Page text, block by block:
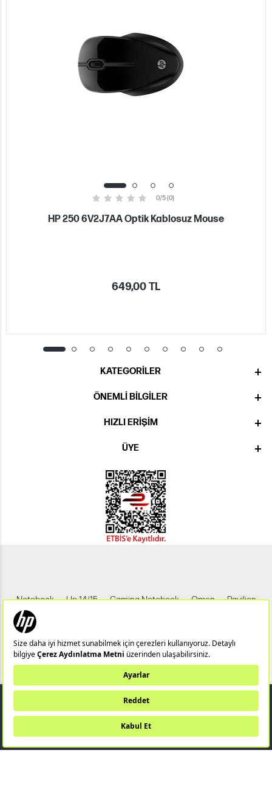
2.699,00 TL
SEPETE EKLE
0/5 (0)
HP 250 6V2J7AA Optik Kablosuz Mouse
649,00 TL
KATEGORILER
ÖNEMLI BILGILER
HIZLI ERIŞIM
ÜYE
Notebook Hp 14/15 Gaming Notebook Omen Pavilion
Pavilion Gaming
X360 Aero ProDesk HP IPS Monitör HP LED Monitör
Bu web sitesi (hpstore.com.tr) HP Resmi İş Ortağı TUNGSTEN TEKNOLOJİ
SANAYİ VE TİCARET A.Ş tarafından yönetilmektedir.